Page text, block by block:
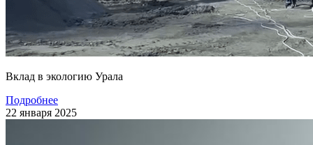
Вклад в экологию Урала
Подробнее
22 января 2025